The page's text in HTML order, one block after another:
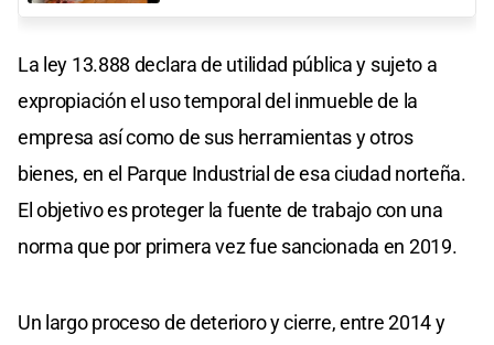
La ley 13.888 declara de utilidad pública y sujeto a
expropiación el uso temporal del inmueble de la
empresa así como de sus herramientas y otros
bienes, en el Parque Industrial de esa ciudad norteña.
El objetivo es proteger la fuente de trabajo con una
norma que por primera vez fue sancionada en 2019.
Un largo proceso de deterioro y cierre, entre 2014 y